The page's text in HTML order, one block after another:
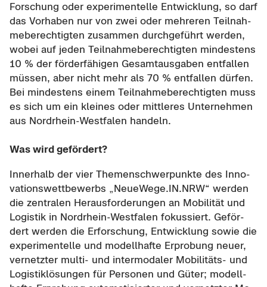
For­schung oder ex­pe­ri­men­tel­le Ent­wick­lung, so darf
das Vor­ha­ben nur von zwei oder meh­re­ren Teil­nah­
me­be­rech­tig­ten zu­sam­men durch­ge­führt wer­den,
wobei auf jeden Teil­nah­me­be­rech­tig­ten min­des­tens
10 % der för­der­fä­hi­gen Ge­samt­aus­ga­ben ent­fal­len
müs­sen, aber nicht mehr als 70 % ent­fal­len dür­fen.
Bei min­des­tens einem Teil­nah­me­be­rech­tig­ten muss
es sich um ein klei­nes oder mitt­le­res Un­ter­neh­men
aus Nordrhein-​Westfalen han­deln.
Was wird ge­för­dert?
In­ner­halb der vier The­men­schwer­punk­te des In­no­
va­ti­ons­wett­be­werbs „Neu­e­We­ge.IN.NRW“ wer­den
die zen­tra­len Her­aus­for­de­run­gen an Mo­bi­li­tät und
Lo­gis­tik in Nordrhein-​Westfalen fo­kus­siert. Ge­för­
dert wer­den die Er­for­schung, Ent­wick­lung sowie die
ex­pe­ri­men­tel­le und mo­dell­haf­te Er­pro­bung neuer,
ver­netz­ter multi-​ und in­ter­mo­da­ler Mobilitäts-​ und
Lo­gis­tik­lö­sun­gen für Per­so­nen und Güter; mo­dell­